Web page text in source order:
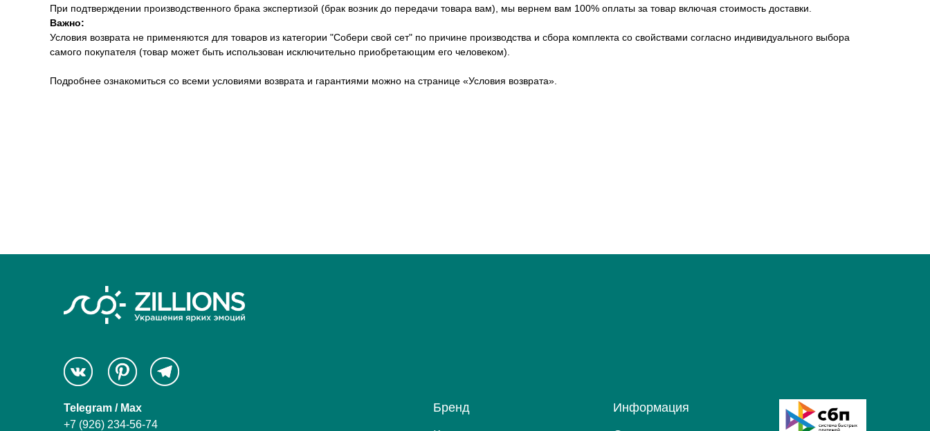
При подтверждении производственного брака экспертизой (брак возник до передачи товара вам), мы вернем вам 100% оплаты за товар включая стоимость доставки.
Важно:
Условия возврата не применяются для товаров из категории "Собери свой сет" по причине производства и сбора комплекта со свойствами согласно индивидуального выбора
самого покупателя (товар может быть использован исключительно приобретающим его человеком).
Подробнее ознакомиться со всеми условиями возврата и гарантиями можно на странице «Условия возврата».
Информация
Бренд
Telegram / Max
+7 (926) 234-56-74